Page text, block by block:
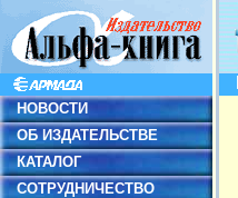
НОВОСТИ
ОБ ИЗДАТЕЛЬСТВЕ
КАТАЛОГ
СОТРУДНИЧЕСТВО